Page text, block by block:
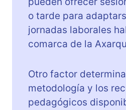
o tarde para
jornadas laborales
comarca de la
Otro factor
metodología y los
pedagógicos